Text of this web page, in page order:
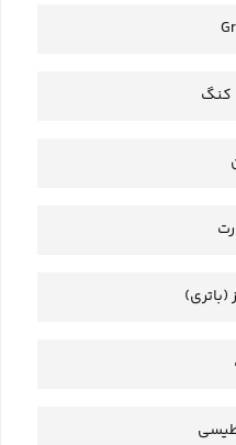
(باتری)